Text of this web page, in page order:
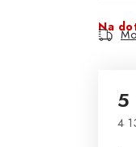
Na
5
4